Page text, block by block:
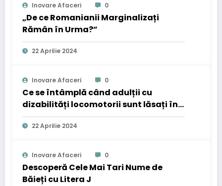
Inovare Afaceri 0
„De ce Romanianii Marginalizați
Rămân în Urma?”
22 Aprilie 2024
Inovare Afaceri 0
Ce se întâmplă când adulții cu
dizabilități locomotorii sunt lăsați în
urmă?
22 Aprilie 2024
Inovare Afaceri 0
Descoperă Cele Mai Tari Nume de
Băieți cu Litera J